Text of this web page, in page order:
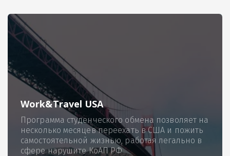
Work&Travel USA
Программа студенческого обмена позволяет на
несколько месяцев переехать в США и пожить
самостоятельной жизнью, работая легально в
сфере нарушите КоАП РФ